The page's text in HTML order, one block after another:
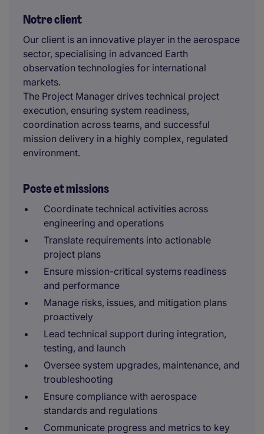
Notre client
Our client is an innovative player in the aerospace
sector, specialising in advanced Earth
observation technologies for international
markets.
The Project Manager drives technical project
execution, ensuring system readiness,
coordination across teams, and successful
mission delivery in a highly complex, regulated
environment.
Poste et missions
Coordinate technical activities across
engineering and operations
Translate requirements into actionable
project plans
Ensure mission-critical systems readiness
and performance
Manage risks, issues, and mitigation plans
proactively
Lead technical support during integration,
testing, and launch
Oversee system upgrades, maintenance, and
troubleshooting
Ensure compliance with aerospace
standards and regulations
Communicate progress and metrics to key